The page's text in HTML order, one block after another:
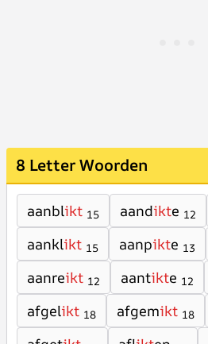
8 Letter Woorden
aanblikt 15 aandikte 12
aanklikt 15 aanpikte 13
aanreikt 12 aantikte 12
afgelikt 18 afgemikt 18